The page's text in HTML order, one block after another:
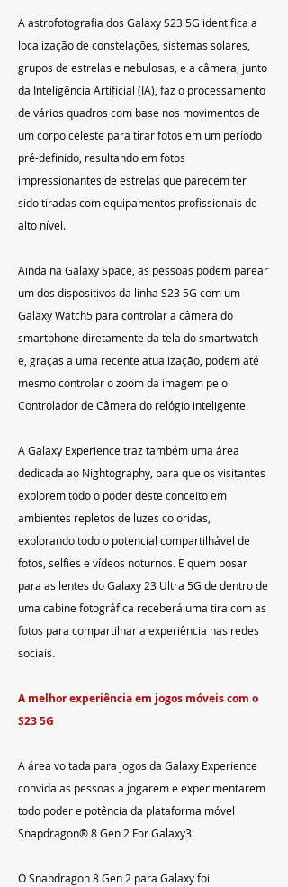
A astrofotografia dos Galaxy S23 5G identifica a
localização de constelações, sistemas solares,
grupos de estrelas e nebulosas, e a câmera, junto
da Inteligência Artificial (IA), faz o processamento
de vários quadros com base nos movimentos de
um corpo celeste para tirar fotos em um período
pré-definido, resultando em fotos
impressionantes de estrelas que parecem ter
sido tiradas com equipamentos profissionais de
alto nível.
Ainda na Galaxy Space, as pessoas podem parear
um dos dispositivos da linha S23 5G com um
Galaxy Watch5 para controlar a câmera do
smartphone diretamente da tela do smartwatch –
e, graças a uma recente atualização, podem até
mesmo controlar o zoom da imagem pelo
Controlador de Câmera do relógio inteligente.
A Galaxy Experience traz também uma área
dedicada ao Nightography, para que os visitantes
explorem todo o poder deste conceito em
ambientes repletos de luzes coloridas,
explorando todo o potencial compartilhável de
fotos, selfies e vídeos noturnos. E quem posar
para as lentes do Galaxy 23 Ultra 5G de dentro de
uma cabine fotográfica receberá uma tira com as
fotos para compartilhar a experiência nas redes
sociais.
A melhor experiência em jogos móveis com o
S23 5G
A área voltada para jogos da Galaxy Experience
convida as pessoas a jogarem e experimentarem
todo poder e potência da plataforma móvel
Snapdragon® 8 Gen 2 For Galaxy3.
O Snapdragon 8 Gen 2 para Galaxy foi